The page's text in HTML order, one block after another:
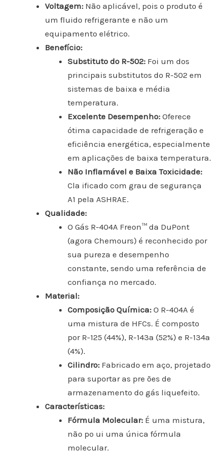
Voltagem: Não aplicável, pois o produto é
um fluido refrigerante e não um
equipamento elétrico.
Benefício:
Substituto do R-502:Foi um dos
principais substitutos do R-502 em
sistemas de baixa e média
temperatura.
Excelente Desempenho:Oferece
ótima capacidade de refrigeração e
eficiência energética, especialmente
em aplicações de baixa temperatura.
Não Inflamável e Baixa Toxicidade:
Cla ificado com grau de segurança
A1 pela ASHRAE.
Qualidade:
O Gás R-404A Freon™ da DuPont
(agora Chemours) é reconhecido por
sua pureza e desempenho
constante, sendo uma referência de
confiança no mercado.
Material:
Composição Química:O R-404A é
uma mistura de HFCs. É composto
por R-125 (44%), R-143a (52%) e R-134a
(4%).
Cilindro:Fabricado em aço, projetado
para suportar as pre ões de
armazenamento do gás liquefeito.
Características:
Fórmula Molecular:É uma mistura,
não po ui uma única fórmula
molecular.